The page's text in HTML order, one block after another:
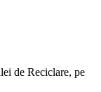
de Reciclare, pe